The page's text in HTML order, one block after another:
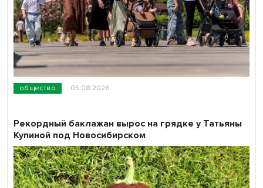
общество 05.08.2026
Рекордный баклажан вырос на грядке у Татьяны
Купиной под Новосибирском